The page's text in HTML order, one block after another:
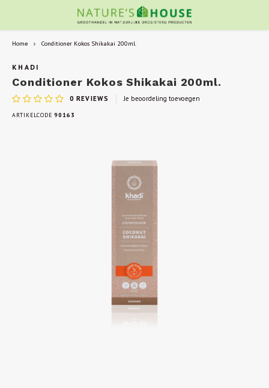
Home Conditioner Kokos Shikakai 200ml.
KHADI
Conditioner Kokos Shikakai 200ml.
0 REVIEWS Je beoordeling toevoegen
ARTIKELCODE 90163